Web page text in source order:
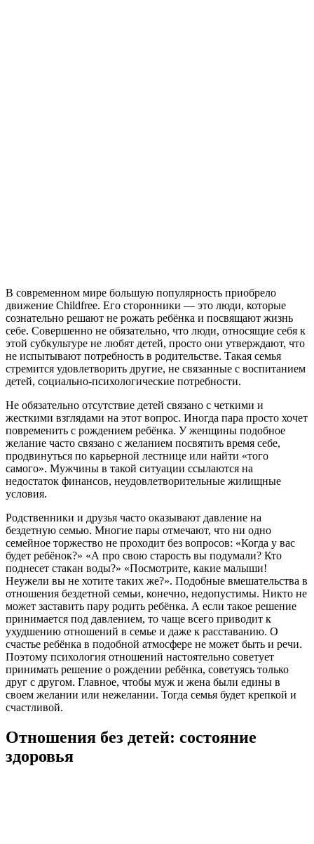
В современном мире большую популярность приобрело
движение Childfree. Его сторонники — это люди, которые
сознательно решают не рожать ребёнка и посвящают жизнь
себе. Совершенно не обязательно, что люди, относящие себя к
этой субкультуре не любят детей, просто они утверждают, что
не испытывают потребность в родительстве. Такая семья
стремится удовлетворить другие, не связанные с воспитанием
детей, социально-психологические потребности.
Не обязательно отсутствие детей связано с четкими и
жесткими взглядами на этот вопрос. Иногда пара просто хочет
повременить с рождением ребёнка. У женщины подобное
желание часто связано с желанием посвятить время себе,
продвинуться по карьерной лестнице или найти «того
самого». Мужчины в такой ситуации ссылаются на
недостаток финансов, неудовлетворительные жилищные
условия.
Родственники и друзья часто оказывают давление на
бездетную семью. Многие пары отмечают, что ни одно
семейное торжество не проходит без вопросов: «Когда у вас
будет ребёнок?» «А про свою старость вы подумали? Кто
поднесет стакан воды?» «Посмотрите, какие малыши!
Неужели вы не хотите таких же?». Подобные вмешательства в
отношения бездетной семьи, конечно, недопустимы. Никто не
может заставить пару родить ребёнка. А если такое решение
принимается под давлением, то чаще всего приводит к
ухудшению отношений в семье и даже к расставанию. О
счастье ребёнка в подобной атмосфере не может быть и речи.
Поэтому психология отношений настоятельно советует
принимать решение о рождении ребёнка, советуясь только
друг с другом. Главное, чтобы муж и жена были едины в
своем желании или нежелании. Тогда семья будет крепкой и
счастливой.
Отношения без детей: состояние
здоровья